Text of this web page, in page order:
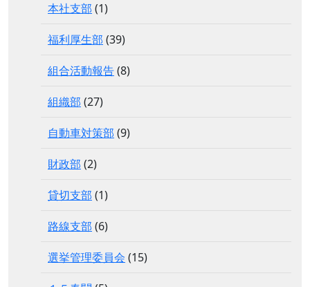
本社支部 (1)
福利厚生部 (39)
組合活動報告(8)
組織部 (27)
自動車対策部 (9)
財政部 (2)
貸切支部 (1)
路線支部 (6)
選挙管理委員会 (15)